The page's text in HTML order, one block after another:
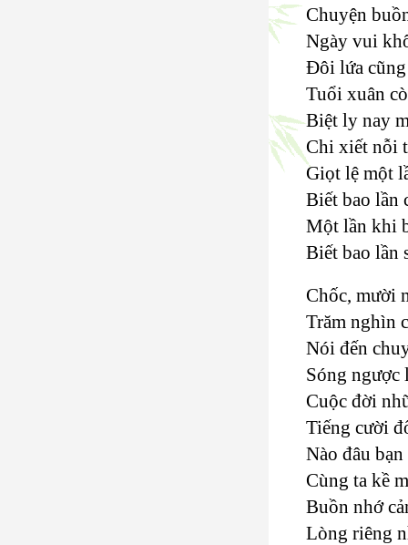
Chuyện
Ngày vui
Đôi lứa
Tuổi xuân
Biệt ly nay
Chi xiết nỗi
Giọt lệ một
Biết bao lần
Một lần khi
Biết bao lần
Chốc, mười
Trăm nghìn
Nói đến
Sóng
Cuộc đời
Tiếng cười
Nào đâu
Cùng ta kề
Buồn nhớ
Lòng riêng